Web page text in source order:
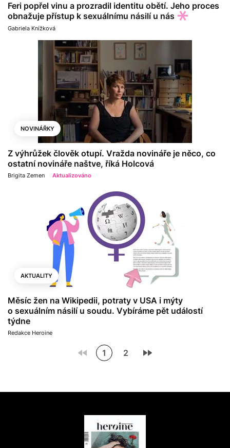
Feri popřel vinu a prozradil identitu obětí. Jeho proces
obnažuje přístup k sexuálnímu násilí u nás
Gabriela Knížková
NOVINÁŘKY
Z výhrůžek člověk otupí. Vražda novináře je něco, co
ostatní novináře naštve, říká Holcová
Brigita Zemen Aktualizováno
AKTUALITY
Měsíc žen na Wikipedii, potraty v USA i mýty
o sexuálním násilí u soudu. Vybíráme pět událostí
týdne
Redakce Heroine
1 2